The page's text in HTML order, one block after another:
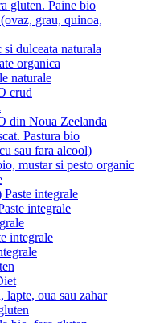
gluten. Paine bio
grau, quinoa,
dulceata naturala
organica
naturale
crud
din Noua Zeelanda
Pastura bio
sau fara alcool)
mustar si pesto organic
integrale
integrale
integrale
oua sau zahar